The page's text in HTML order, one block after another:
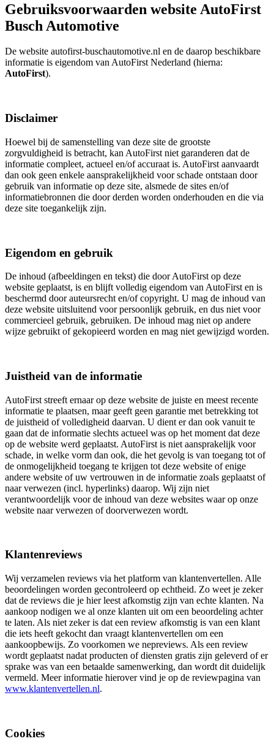
Gebruiksvoorwaarden website AutoFirst
Busch Automotive
De website autofirst-buschautomotive.nl en de daarop beschikbare
informatie is eigendom van AutoFirst Nederland (hierna:
AutoFirst).
Disclaimer
Hoewel bij de samenstelling van deze site de grootste
zorgvuldigheid is betracht, kan AutoFirst niet garanderen dat de
informatie compleet, actueel en/of accuraat is. AutoFirst aanvaardt
dan ook geen enkele aansprakelijkheid voor schade ontstaan door
gebruik van informatie op deze site, alsmede de sites en/of
informatiebronnen die door derden worden onderhouden en die via
deze site toegankelijk zijn.
Eigendom en gebruik
De inhoud (afbeeldingen en tekst) die door AutoFirst op deze
website geplaatst, is en blijft volledig eigendom van AutoFirst en is
beschermd door auteursrecht en/of copyright. U mag de inhoud van
deze website uitsluitend voor persoonlijk gebruik, en dus niet voor
commercieel gebruik, gebruiken. De inhoud mag niet op andere
wijze gebruikt of gekopieerd worden en mag niet gewijzigd worden.
Juistheid van de informatie
AutoFirst streeft ernaar op deze website de juiste en meest recente
informatie te plaatsen, maar geeft geen garantie met betrekking tot
de juistheid of volledigheid daarvan. U dient er dan ook vanuit te
gaan dat de informatie slechts actueel was op het moment dat deze
op de website werd geplaatst. AutoFirst is niet aansprakelijk voor
schade, in welke vorm dan ook, die het gevolg is van toegang tot of
de onmogelijkheid toegang te krijgen tot deze website of enige
andere website of uw vertrouwen in de informatie zoals geplaatst of
naar verwezen (incl. hyperlinks) daarop. Wij zijn niet
verantwoordelijk voor de inhoud van deze websites waar op onze
website naar verwezen of doorverwezen wordt.
Klantenreviews
Wij verzamelen reviews via het platform van klantenvertellen. Alle
beoordelingen worden gecontroleerd op echtheid. Zo weet je zeker
dat de reviews die je hier leest afkomstig zijn van echte klanten. Na
aankoop nodigen we al onze klanten uit om een beoordeling achter
te laten. Als niet zeker is dat een review afkomstig is van een klant
die iets heeft gekocht dan vraagt klantenvertellen om een
aankoopbewijs. Zo voorkomen we nepreviews. Als een review
wordt geplaatst nadat producten of diensten gratis zijn geleverd of er
sprake was van een betaalde samenwerking, dan wordt dit duidelijk
vermeld. Meer informatie hierover vind je op de reviewpagina van
www.klantenvertellen.nl.
Cookies